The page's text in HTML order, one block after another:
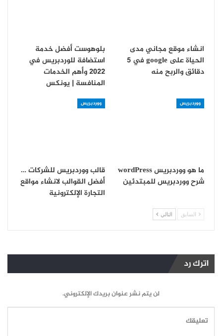
انشاء موقع مجاني مدى
الحياة على google في 5
دقائق والربح منه
بلوهوست أفضل خدمة
استضافة للوردبريس في
2022 وأهم الخدمات
المنافسة | يونكس
ووردبريس
ما هو ووردبريس wordPress
شرح ووردبريس للمبتدئين
ووردبريس
قالب ووردبريس للشركات …
أفضل القوالب لانشاء مواقع
التجارة الإلكترونية
السابق التالي
اترك رد
لن يتم نشر عنوان بريدك الإلكتروني.